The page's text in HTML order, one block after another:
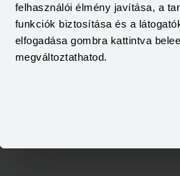
felhasználói élmény javítása, a
funkciók biztosítása és a
elfogadása gombra kattintva
megváltoztathatod.